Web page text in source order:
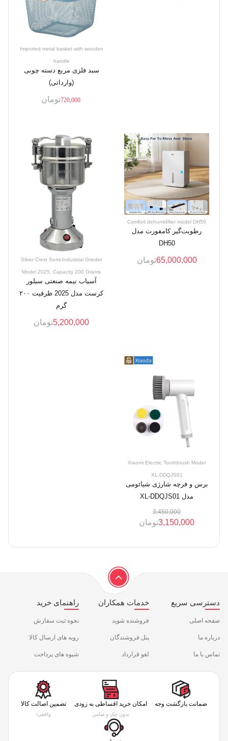
Imported metal basket with wooden
handle
سبد فلزی مربع دسته چوبی
(وارداتی)
720,000 تومان
Comfort dehumidifier model DH50
رطوبت‌گیر کامفورت مدل
DH50
65,000,000تومان Silver Crest Semi-Industrial Grinder
Model 2025, Capacity 200 Grams
آسیاب نیمه صنعتی سیلور
کرست مدل 2025 ظرفیت ۲۰۰
گرم
5,200,000تومان
Xiaomi Electric Toothbrush Model
XL-DDQJS01
برس و فرچه شارژی شیائومی
مدل XL-DDQJS01
3,450,000
3,150,000تومان
دسترسی سریع
صفحه اصلی
درباره ما
تماس با ما
خدمات همکاران
فروشنده شوید
پنل فروشندگان
لغو قرارداد
راهنمای خرید
نحوه ثبت سفارش
رویه های ارسال کالا
شیوه های پرداخت
ضمانت بازگشت وجه امکان خرید اقساطی به زودی
بدون چک و ضامن
تضمین اصالت کالا
واقعی!